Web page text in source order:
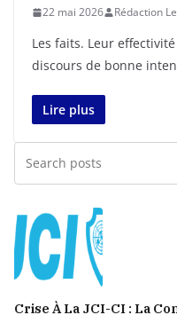
22 mai 2026 Rédaction
Les faits. Leur
discours de bonne
Lire plus
Crise À La JCI-CI : La